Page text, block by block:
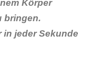
Körper
bringen.
in jeder Sekunde